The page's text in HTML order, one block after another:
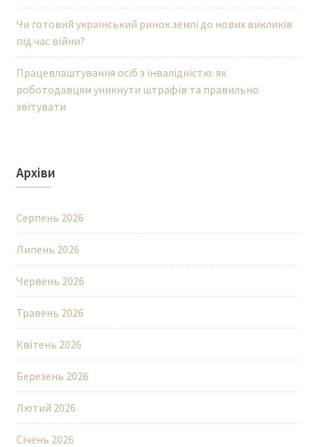
Чи готовий український ринок землі до нових викликів
під час війни?
Працевлаштування осіб з інвалідністю: як
роботодавцям уникнути штрафів та правильно
звітувати
Архіви
Серпень 2026
Липень 2026
Червень 2026
Травень 2026
Квітень 2026
Березень 2026
Лютий 2026
Січень 2026